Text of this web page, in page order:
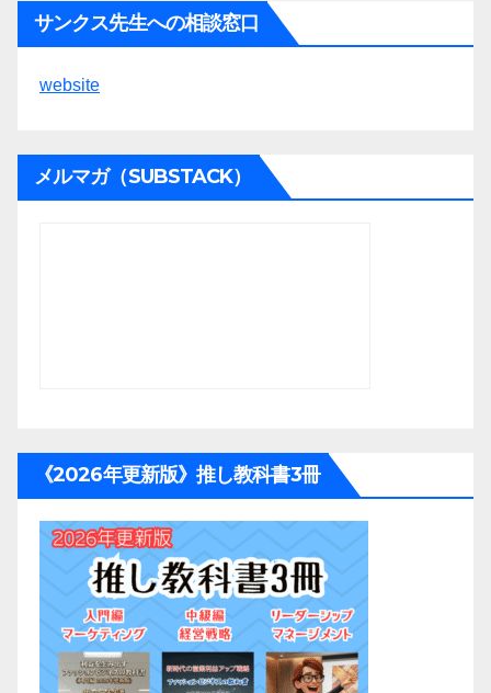
サンクス先生への相談窓口
website
メルマガ（SUBSTACK）
《2026年更新版》推し教科書3冊